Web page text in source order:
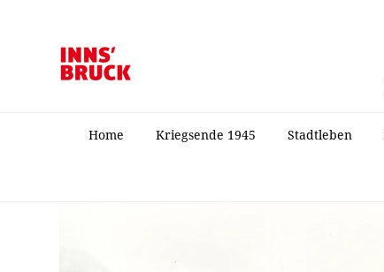
Home Kriegsende 1945 Stadtleben